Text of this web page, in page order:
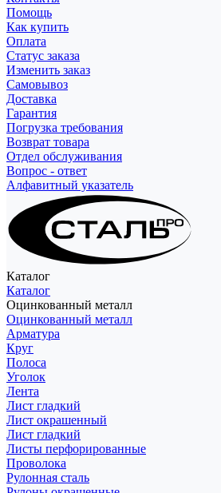
Помощь
Как купить
Оплата
Статус заказа
Изменить заказ
Самовывоз
Доставка
Гарантия
Погрузка требования
Возврат товара
Отдел обслуживания
Вопрос - ответ
Алфавитный указатель
Каталог
Каталог
Оцинкованный металл
Оцинкованный металл
Арматура
Круг
Полоса
Уголок
Лента
Лист гладкий
Лист окрашенный
Лист гладкий
Листы перфорированные
Проволока
Рулонная сталь